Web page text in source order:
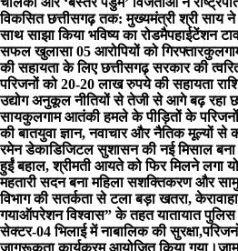
विकसित छत्तीसगढ़ तक: मुख्यमंत्री श्री साय ने
साथ साझा किया भविष्य का रोडमैपहाईटेंशन
सफल खुलासा 05 आरोपियों को गिरफ्तार
की सहायता के लिए छत्तीसगढ़ सरकार की
परिजनों को 20-20 लाख रुपये की सहायता
उद्योग अनुकूल नीतियों से तेजी से आगे बढ़ रहा
सायकुलगाम आतंकी हमले के पीड़ितों के
की बातयुवा ज्ञान, नवाचार और नैतिक मूल्यों से
रमेन डेका​डिजिटल सुशासन की नई मिसाल बना
हुईं बहाल, श्रीमती आयते को फिर मिलने लगा
महतारी सदन बना महिला सशक्तिकरण और
विभाग की सतर्कता से टला बड़ा खतरा,
गयाऑपरेशन विश्वास” के तहत यातायात पुलिस
सेक्टर-04 भिलाई में नाबालिक की
जागरूकता कार्यक्रम आयोजित किया गया।